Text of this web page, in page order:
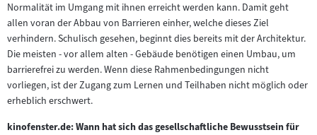
Normalität im Umgang mit ihnen erreicht werden kann. Damit geht
allen voran der Abbau von Barrieren einher, welche dieses Ziel
verhindern. Schulisch gesehen, beginnt dies bereits mit der Architektur.
Die meisten - vor allem alten - Gebäude benötigen einen Umbau, um
barrierefrei zu werden. Wenn diese Rahmenbedingungen nicht
vorliegen, ist der Zugang zum Lernen und Teilhaben nicht möglich oder
erheblich erschwert.
kinofenster.de: Wann hat sich das gesellschaftliche Bewusstsein für